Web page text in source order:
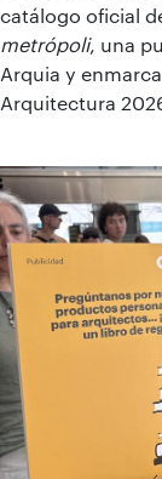
catálogo oficial
metrópoli, una
Arquia y
Arquitectura